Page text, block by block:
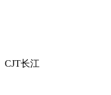
CJT长江